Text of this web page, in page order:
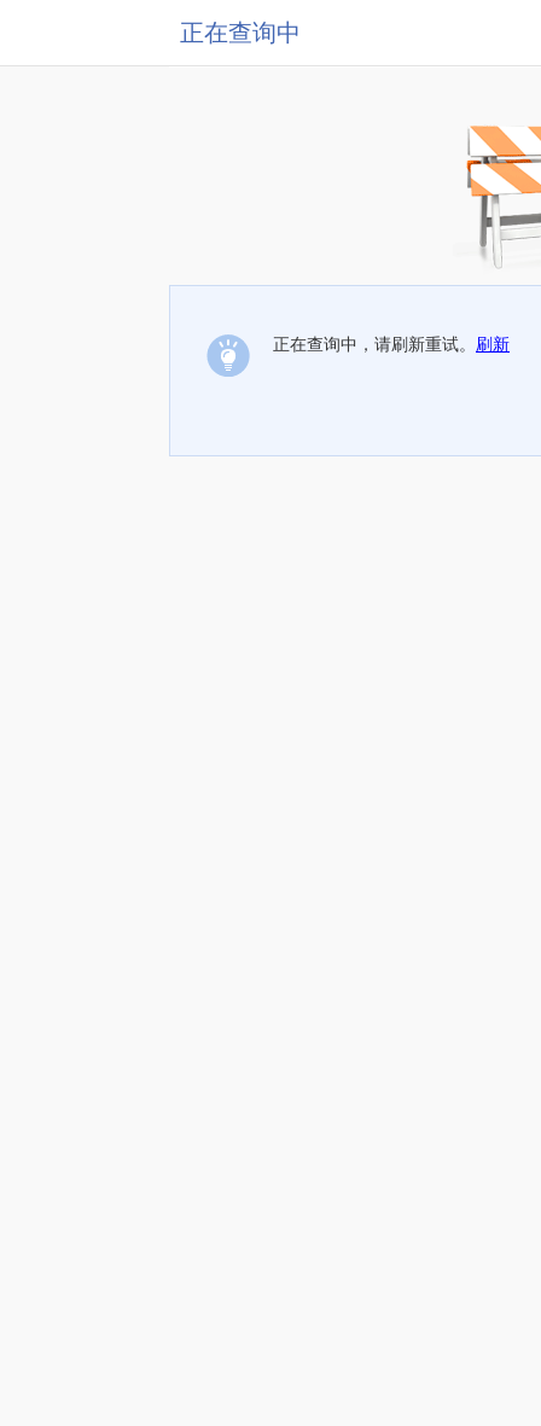
正在查询中
正在查询中，请刷新重试。 刷新